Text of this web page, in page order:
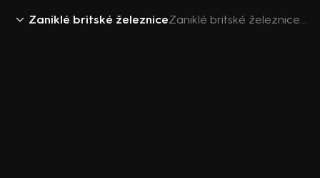
Zaniklé britské železnice Zaniklé britské železnice III (5) - upoutávka